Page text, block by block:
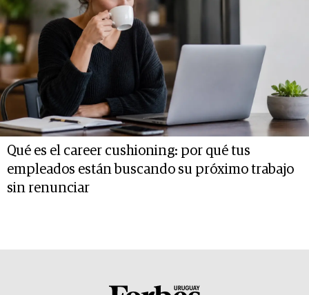
Qué es el career cushioning: por qué tus
empleados están buscando su próximo trabajo
sin renunciar